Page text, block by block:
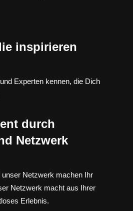
inspirieren
Experten kennen, die Dich
durch
Netzwerk
Netzwerk machen Ihr
Netzwerk macht aus Ihrer
Erlebnis.